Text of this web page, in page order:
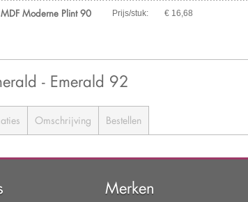
Moderne Plint 90
Prijs/stuk: € 16,68
- Emerald 92
Omschrijving Bestellen
Merken